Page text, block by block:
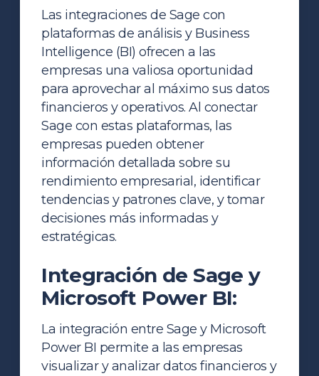
Las integraciones de Sage con
plataformas de análisis y Business
Intelligence (BI) ofrecen a las
empresas una valiosa oportunidad
para aprovechar al máximo sus datos
financieros y operativos. Al conectar
Sage con estas plataformas, las
empresas pueden obtener
información detallada sobre su
rendimiento empresarial, identificar
tendencias y patrones clave, y tomar
decisiones más informadas y
estratégicas.
Integración de Sage y
Microsoft Power BI:
La integración entre Sage y Microsoft
Power BI permite a las empresas
visualizar y analizar datos financieros y